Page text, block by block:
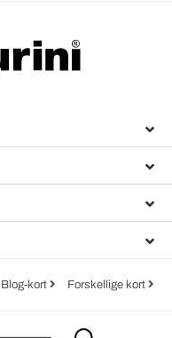
Blog-kort Forskellige kort